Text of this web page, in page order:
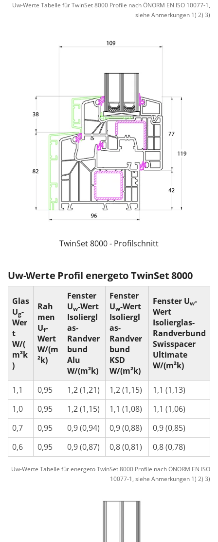
Uw-Werte Tabelle für TwinSet 8000 Profile nach ÖNORM EN ISO 10077-1,
siehe Anmerkungen 1) 2) 3)
TwinSet 8000 - Profilschnitt
Uw-Werte Profil energeto TwinSet 8000
Glas
Ug-
Wer
t
W/(
m²k
)
Rah
men
Uf-
Wert
W/(m
²k)
Fenster
Uw-Wert
Isoliergl
as-
Randver
bund
Alu
W/(m²k)
Fenster
Uw-Wert
Isoliergl
as-
Randver
bund
KSD
W/(m²k)
Fenster Uw-
Wert
Isolierglas-
Randverbund
Swisspacer
Ultimate
W/(m²k)
1,1 0,95 1,2 (1,21) 1,2 (1,15)
1,1 (1,13)
1,0
0,95 1,2 (1,15) 1,1 (1,08)
1,1 (1,06)
0,7
0,95 0,9 (0,94) 0,9 (0,88)
0,9 (0,85)
0,6
0,95 0,9 (0,87) 0,8 (0,81) 0,8 (0,78)
Uw-Werte Tabelle für energeto TwinSet 8000 Profile nach ÖNORM EN ISO
10077-1, siehe Anmerkungen 1) 2) 3)